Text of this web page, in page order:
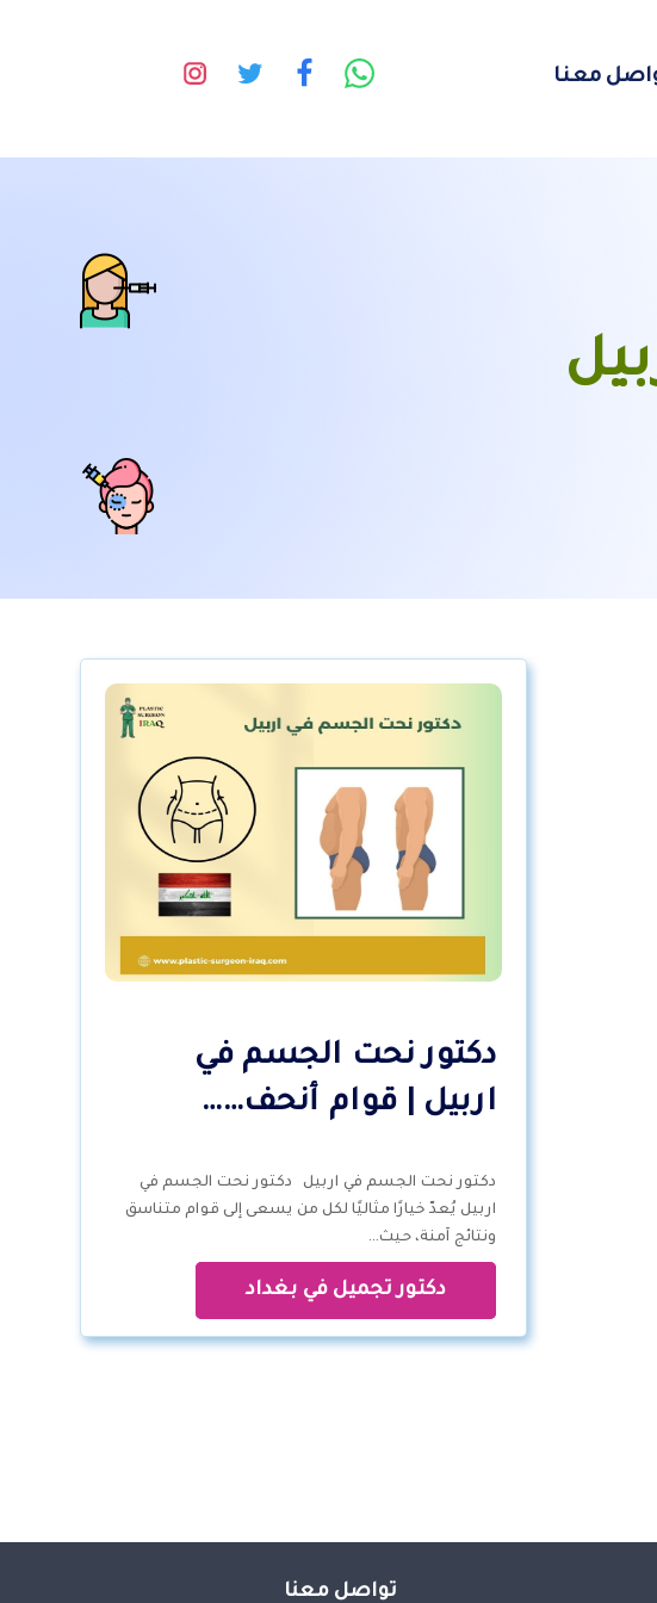
معنا
دكتور نحت الجسم في
اربيل | قوام أنحف……
دكتور نحت الجسم في اربيل دكتور نحت الجسم في
اربيل يُعدّ خيارًا مثاليًا لكل من يسعى إلى قوام متناسق
ونتائج آمنة، حيث…
دكتور تجميل في بغداد
تواصل معنا